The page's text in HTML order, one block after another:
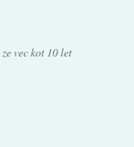
vec kot 10 let